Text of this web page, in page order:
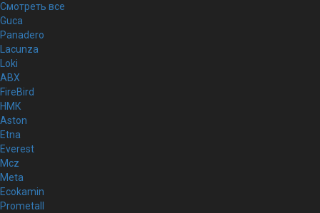
Смотреть все
Guca
Panadero
Lacunza
Loki
ABX
FireBird
НМК
Aston
Etna
Everest
Mcz
Meta
Ecokamin
Prometall